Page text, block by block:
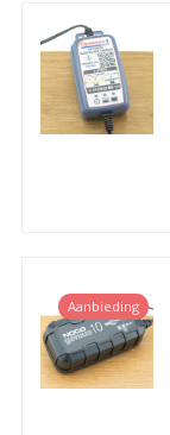
Aanbieding